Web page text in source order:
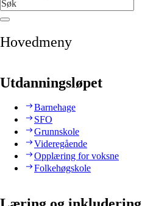
Hovedmeny
Utdanningsløpet
Barnehage
SFO
Grunnskole
Videregående
Opplæring for voksne
Folkehøgskole